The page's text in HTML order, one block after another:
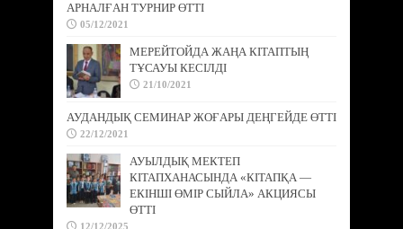
АРНАЛҒАН ТУРНИР ӨТТІ
05/12/2021
МЕРЕЙТОЙДА ЖАҢА КІТАПТЫҢ
ТҰСАУЫ КЕСІЛДІ
21/10/2021
АУДАНДЫҚ СЕМИНАР ЖОҒАРЫ ДЕҢГЕЙДЕ ӨТТІ
22/12/2021
АУЫЛДЫҚ МЕКТЕП
КІТАПХАНАСЫНДА «КІТАПҚА —
ЕКІНШІ ӨМІР СЫЙЛА» АКЦИЯСЫ
ӨТТІ
12/12/2025